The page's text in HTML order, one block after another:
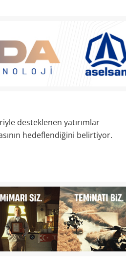
desteklenen yatırımlar
hedeflendiğini belirtiyor.